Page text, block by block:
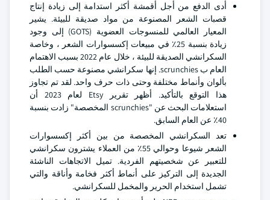
أدى الدفع من أجل أقمشة أكثر استدامة إلى زيادة إنتاج
قصبات الشعر المصنوعة من مواد صديقة للبيئة. يشير
المعيار العالمي للمنسوجات العضوية (GOTS) إلى وجود
زيادة بنسبة 25٪ في مبيعات إكسسوارات الشعر ، وخاصة
السكرانشي الصديقة للبيئة ، خلال عام 2022 بسبب الاهتمام
العام ب scrunchies. إنها سكرانشي مصنوعة حسب الطلب
بألوان وأنماط مختلفة وحتى ذات حرف واحد. لقد تم تجاوز
هذا التوقع بالتأكيد. أظهر تقرير Etsy لعام 2023 أن
استعلامات البحث عن "scrunchies المخصصة" زادت بنسبة
40٪ عن العام السابق.
تعد السكرانشي المخصصة من بين أكثر إكسسوارات
الشعر شيوعا وحوالي 55٪ من العملاء يشترون سكرانشي
للتعبير عن شخصيتهم الفردية. تميل الاتجاهات الناشئة
الجديدة إلى التركيز على أنماط أكثر فخامة وأناقة والتي
تشمل استخدام الحرير والمخمل للسكرانشي.